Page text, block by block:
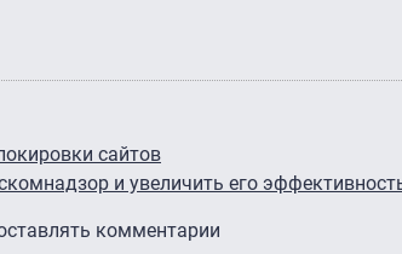
сайтов
и увеличить его
комментарии